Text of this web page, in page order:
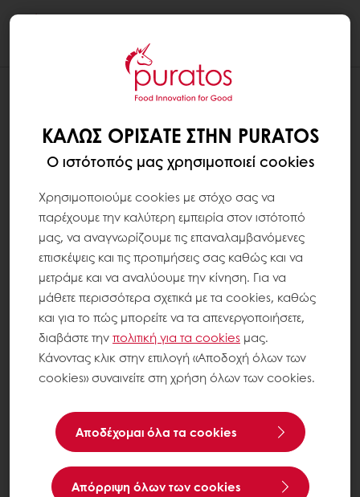
ΚΑΛΏΣ ΟΡΊΣΑΤΕ ΣΤΗΝ PURATOS
Ο ιστότοπός μας χρησιμοποιεί cookies
Χρησιμοποιούμε cookies με στόχο σας να
παρέχουμε την καλύτερη εμπειρία στον ιστότοπό
μας, να αναγνωρίζουμε τις επαναλαμβανόμενες
επισκέψεις και τις προτιμήσεις σας καθώς και να
μετράμε και να αναλύουμε την κίνηση. Για να
μάθετε περισσότερα σχετικά με τα cookies, καθώς
και για το πώς μπορείτε να τα απενεργοποιήσετε,
διαβάστε τηνπολιτική για τα cookies μας.
Κάνοντας κλικ στην επιλογή «Αποδοχή όλων των
cookies» συναινείτε στη χρήση όλων των cookies.
Αποδέχομαι όλα τα cookies
Aπόρριψη όλων των cookies